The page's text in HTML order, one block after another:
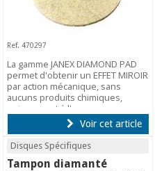
Ref. 470297
La gamme JANEX DIAMOND PAD
permet d'obtenir un EFFET MIROIR
par action mécanique, sans
aucuns produits chimiques,
uniquement à l'eau.
Voir cet article
Disques Spécifiques
Tampon diamanté